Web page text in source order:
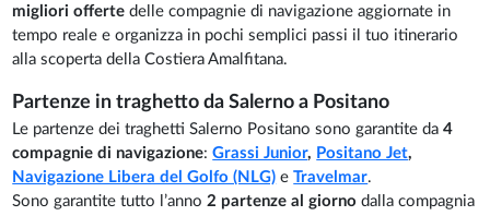
migliori offertedelle compagnie di navigazione aggiornate in
tempo reale e organizza in pochi semplici passi il tuo itinerario
alla scoperta della Costiera Amalfitana.
Partenze in traghetto da Salerno a Positano
Le partenze dei traghetti Salerno Positano sono garantite da4
compagnie di navigazione:Grassi Junior, Positano Jet,
Navigazione Libera del Golfo (NLG) eTravelmar.
Sono garantite tutto l’anno2 partenze al giorno dalla compagnia